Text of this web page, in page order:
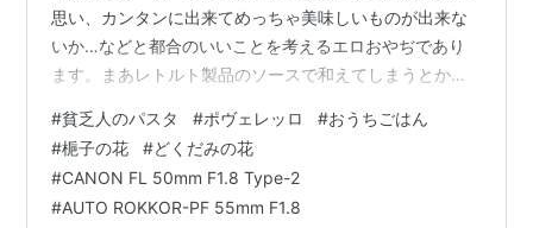
思い、カンタンに出来てめっちゃ美味しいものが出来な
いか…などと都合のいいことを考えるエロおやぢであり
ます。まあレトルト製品のソースで和えてしまうとか、
りますけれど、それではあまりにも面白くなさ過ぎるわ
けでして、ここはイッパツ普通のヒトがあまりやらない
ようなレシピで攻めるべきなのですな。 スナックチーズ
準備するものはパスタ乾麺と生玉子そして粉チーズだけ
#貧乏人のパスタ #ポヴェレッロ #おうちごはん
#梔子の花 #どくだみの花
#CANON FL 50mm F1.8 Type-2
#AUTO ROKKOR-PF 55mm F1.8